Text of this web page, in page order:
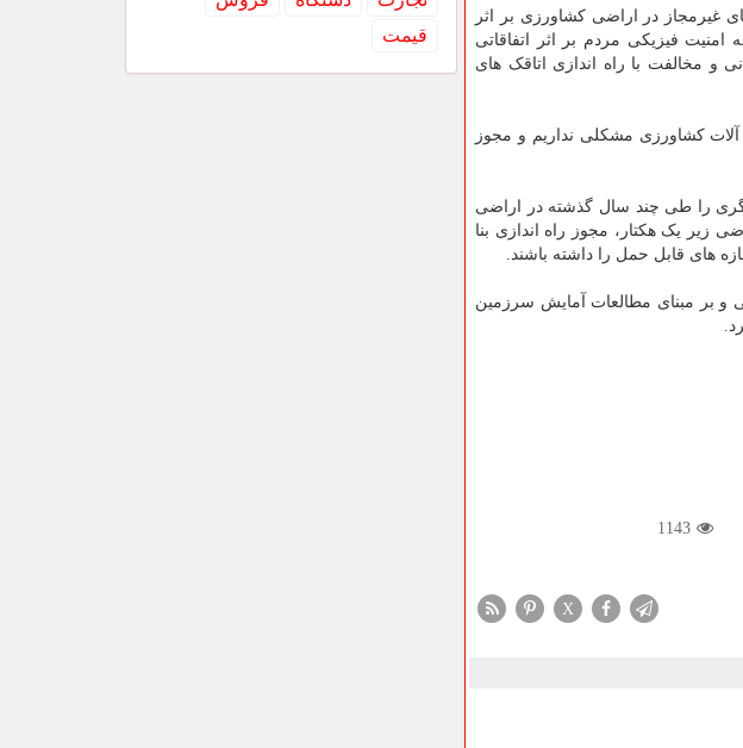
غیرمجاز در اراضی کشاورزی بر اثر
فیزیکی مردم بر اثر اتفاقاتی
و مخالفت با راه اندازی اتاقک های
آلات کشاورزی مشکلی نداریم و مجوز
و ۵۰۰ باب مجوز راه اندازی اتاق کارگری را طی چند سال گذشته در اراضی
زیر یک هکتار، مجوز راه اندازی بنا
و بر مبنای مطالعات آمایش سرزمین
1143
X
قیمت